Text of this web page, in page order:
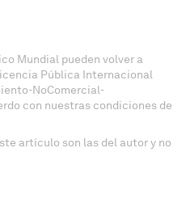
Mundial pueden volver a
Pública Internacional
NoComercial-
con nuestras condiciones de
artículo son las del autor y no